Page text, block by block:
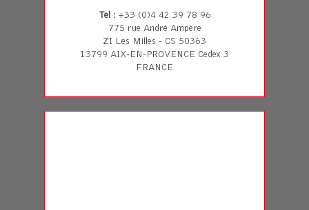
Tel: +33 (0)4 42 39 78 96
775 rue André Ampère
ZI Les Milles - CS 50363
13799 AIX-EN-PROVENCE Cedex 3
FRANCE